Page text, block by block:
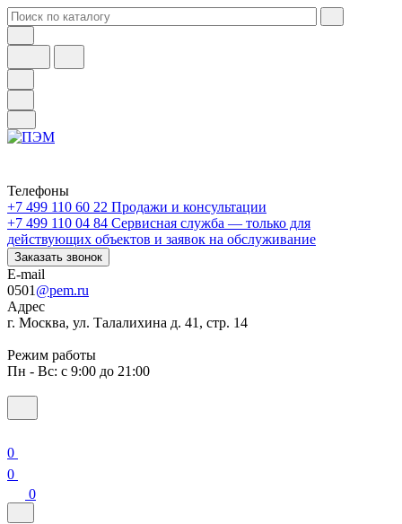
Телефоны
+7 499 110 60 22 Продажи и консультации
+7 499 110 04 84 Сервисная служба — только для
действующих объектов и заявок на обслуживание
Заказать звонок
E-mail
0501 @pem.ru
Адрес
г. Москва, ул. Талалихина д. 41, стр. 14
Режим работы
Пн - Вс: с 9:00 до 21:00
0
0
0